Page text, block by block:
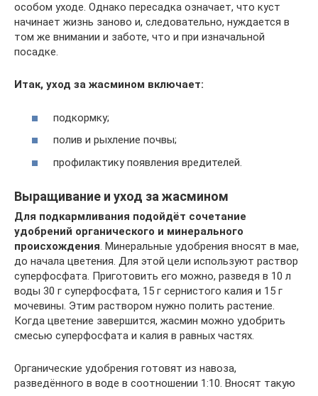
особом уходе. Однако пересадка означает, что куст
начинает жизнь заново и, следовательно, нуждается в
том же внимании и заботе, что и при изначальной
посадке.
Итак, уход за жасмином включает:
подкормку;
полив и рыхление почвы;
профилактику появления вредителей.
Выращивание и уход за жасмином
Для подкармливания подойдёт сочетание
удобрений органического и минерального
происхождения . Минеральные удобрения вносят в мае,
до начала цветения. Для этой цели используют раствор
суперфосфата. Приготовить его можно, разведя в 10 л
воды 30 г суперфосфата, 15 г сернистого калия и 15 г
мочевины. Этим раствором нужно полить растение.
Когда цветение завершится, жасмин можно удобрить
смесью суперфосфата и калия в равных частях.
Органические удобрения готовят из навоза,
разведённого в воде в соотношении 1:10. Вносят такую